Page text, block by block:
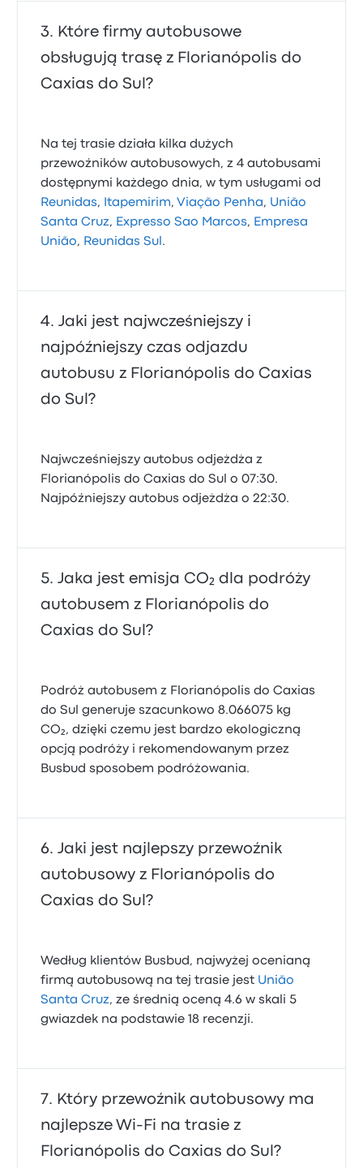
Które firmy autobusowe
obsługują trasę z Florianópolis do
Caxias do Sul?
Na tej trasie działa kilka dużych
przewoźników autobusowych, z 4 autobusami
dostępnymi każdego dnia, w tym usługami od
Reunidas, Itapemirim, Viação Penha, União
Santa Cruz, Expresso Sao Marcos, Empresa
União, Reunidas Sul .
Jaki jest najwcześniejszy i
najpóźniejszy czas odjazdu
autobusu z Florianópolis do Caxias
do Sul?
Najwcześniejszy autobus odjeżdża z
Florianópolis do Caxias do Sul o 07:30.
Najpóźniejszy autobus odjeżdża o 22:30.
Jaka jest emisja CO₂ dla podróży
autobusem z Florianópolis do
Caxias do Sul?
Podróż autobusem z Florianópolis do Caxias
do Sul generuje szacunkowo 8.066075 kg
CO₂, dzięki czemu jest bardzo ekologiczną
opcją podróży i rekomendowanym przez
Busbud sposobem podróżowania.
Jaki jest najlepszy przewoźnik
autobusowy z Florianópolis do
Caxias do Sul?
Według klientów Busbud, najwyżej ocenianą
firmą autobusową na tej trasie jest União
Santa Cruz, ze średnią oceną 4.6 w skali 5
gwiazdek na podstawie 18 recenzji.
Który przewoźnik autobusowy ma
najlepsze Wi‑Fi na trasie z
Florianópolis do Caxias do Sul?